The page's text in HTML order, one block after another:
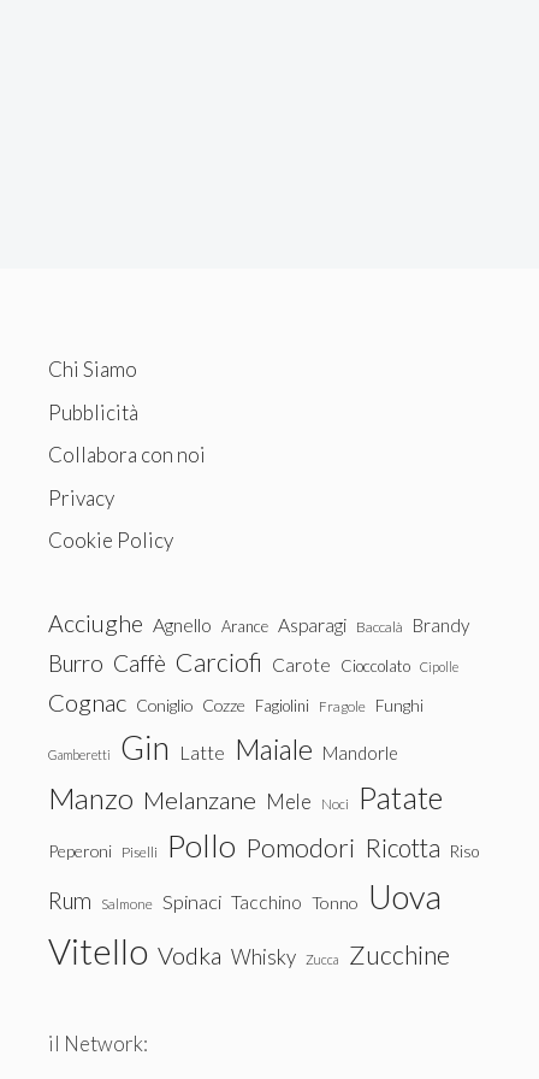
Chi Siamo
Pubblicità
Collabora con noi
Privacy
Cookie Policy
Acciughe Agnello Arance Asparagi Baccalà Brandy
Burro Caffè Carciofi Carote Cioccolato Cipolle
Cognac Coniglio Cozze Fagiolini Fragole Funghi
Gamberetti Gin Latte Maiale Mandorle
Manzo Melanzane Mele Noci Patate
Peperoni Piselli Pollo Pomodori Ricotta Riso
Rum Salmone Spinaci Tacchino Tonno Uova
Vitello Vodka Whisky Zucca Zucchine
il Network: